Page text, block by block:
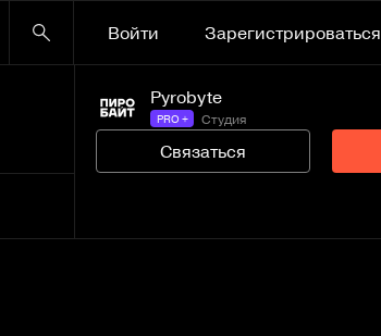
Войти Зарегистрироваться
Pyrobyte
PRO + Студия
Связаться